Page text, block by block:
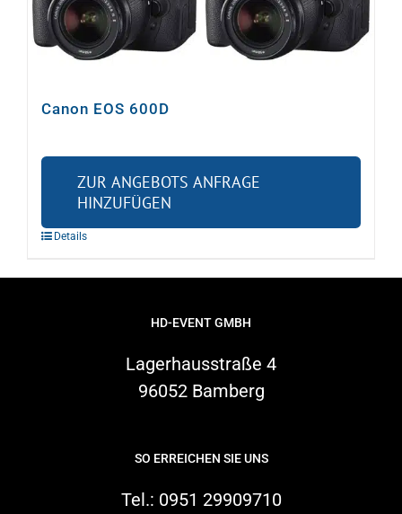
Video
Rigging
Gebrauchtes
Warenkorb
Canon EOS 600D
ZUR ANGEBOTS ANFRAGE
HINZUFÜGEN
Details
HD-EVENT GMBH
Lagerhausstraße 4
96052 Bamberg
SO ERREICHEN SIE UNS
Tel.: 0951 29909710